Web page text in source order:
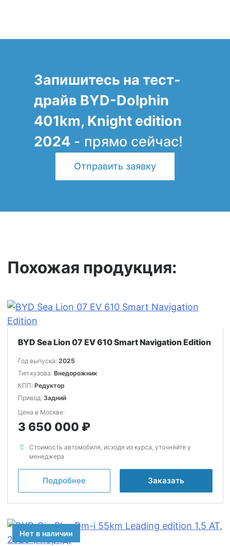
Запишитесь на тест-
драйв BYD-Dolphin
401km, Knight edition
2024 - прямо сейчас!
Отправить заявку
Похожая продукция:
BYD Sea Lion 07 EV 610 Smart Navigation Edition
Год выпуска: 2025
Тип кузова: Внедорожник
КПП: Редуктор
Привод: Задний
Цена в Москве:
3 650 000
Стоимость автомобиля, исходя из курса, уточняйте у
менеджера
Подробнее Заказать
Нет в наличии